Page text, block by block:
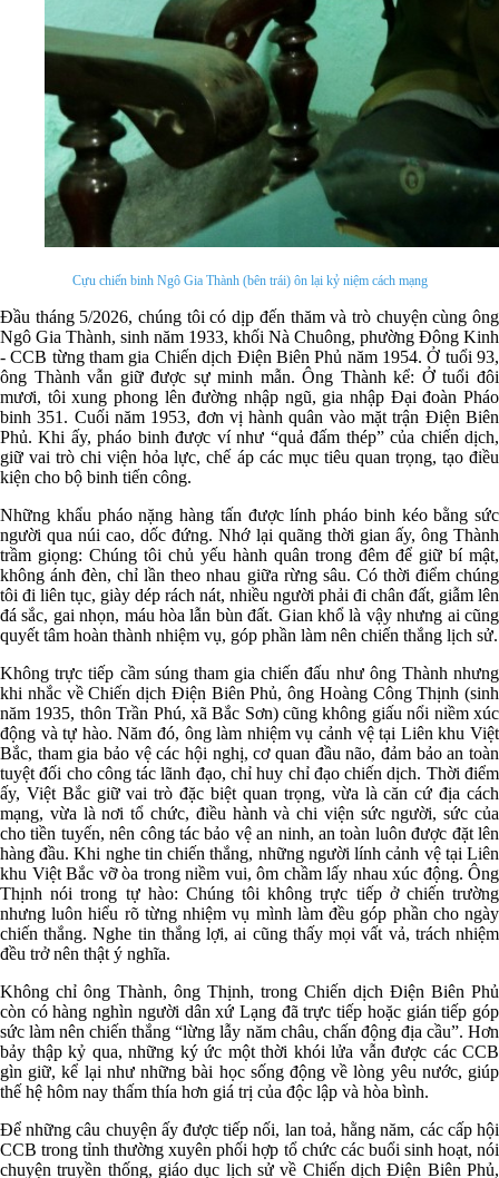
Cựu chiến binh Ngô Gia Thành (bên trái) ôn lại kỷ niệm cách mạng
Đầu tháng 5/2026, chúng tôi có dịp đến thăm và trò chuyện cùng ông
Ngô Gia Thành, sinh năm 1933, khối Nà Chuông, phường Đông Kinh
- CCB từng tham gia Chiến dịch Điện Biên Phủ năm 1954. Ở tuổi 93,
ông Thành vẫn giữ được sự minh mẫn. Ông Thành kể: Ở tuổi đôi
mươi, tôi xung phong lên đường nhập ngũ, gia nhập Đại đoàn Pháo
binh 351. Cuối năm 1953, đơn vị hành quân vào mặt trận Điện Biên
Phủ. Khi ấy, pháo binh được ví như “quả đấm thép” của chiến dịch,
giữ vai trò chi viện hỏa lực, chế áp các mục tiêu quan trọng, tạo điều
kiện cho bộ binh tiến công.
Những khẩu pháo nặng hàng tấn được lính pháo binh kéo bằng sức
người qua núi cao, dốc đứng. Nhớ lại quãng thời gian ấy, ông Thành
trầm giọng: Chúng tôi chủ yếu hành quân trong đêm để giữ bí mật,
không ánh đèn, chỉ lần theo nhau giữa rừng sâu. Có thời điểm chúng
tôi đi liên tục, giày dép rách nát, nhiều người phải đi chân đất, giẫm lên
đá sắc, gai nhọn, máu hòa lẫn bùn đất. Gian khổ là vậy nhưng ai cũng
quyết tâm hoàn thành nhiệm vụ, góp phần làm nên chiến thắng lịch sử.
Không trực tiếp cầm súng tham gia chiến đấu như ông Thành nhưng
khi nhắc về Chiến dịch Điện Biên Phủ, ông Hoàng Công Thịnh (sinh
năm 1935, thôn Trần Phú, xã Bắc Sơn) cũng không giấu nổi niềm xúc
động và tự hào. Năm đó, ông làm nhiệm vụ cảnh vệ tại Liên khu Việt
Bắc, tham gia bảo vệ các hội nghị, cơ quan đầu não, đảm bảo an toàn
tuyệt đối cho công tác lãnh đạo, chỉ huy chỉ đạo chiến dịch. Thời điểm
ấy, Việt Bắc giữ vai trò đặc biệt quan trọng, vừa là căn cứ địa cách
mạng, vừa là nơi tổ chức, điều hành và chi viện sức người, sức của
cho tiền tuyến, nên công tác bảo vệ an ninh, an toàn luôn được đặt lên
hàng đầu. Khi nghe tin chiến thắng, những người lính cảnh vệ tại Liên
khu Việt Bắc vỡ òa trong niềm vui, ôm chầm lấy nhau xúc động. Ông
Thịnh nói trong tự hào: Chúng tôi không trực tiếp ở chiến trường
nhưng luôn hiểu rõ từng nhiệm vụ mình làm đều góp phần cho ngày
chiến thắng. Nghe tin thắng lợi, ai cũng thấy mọi vất vả, trách nhiệm
đều trở nên thật ý nghĩa.
Không chỉ ông Thành, ông Thịnh, trong Chiến dịch Điện Biên Phủ
còn có hàng nghìn người dân xứ Lạng đã trực tiếp hoặc gián tiếp góp
sức làm nên chiến thắng “lừng lẫy năm châu, chấn động địa cầu”. Hơn
bảy thập kỷ qua, những ký ức một thời khói lửa vẫn được các CCB
gìn giữ, kể lại như những bài học sống động về lòng yêu nước, giúp
thế hệ hôm nay thấm thía hơn giá trị của độc lập và hòa bình.
Để những câu chuyện ấy được tiếp nối, lan toả, hằng năm, các cấp hội
CCB trong tỉnh thường xuyên phối hợp tổ chức các buổi sinh hoạt, nói
chuyện truyền thống, giáo dục lịch sử về Chiến dịch Điện Biên Phủ,